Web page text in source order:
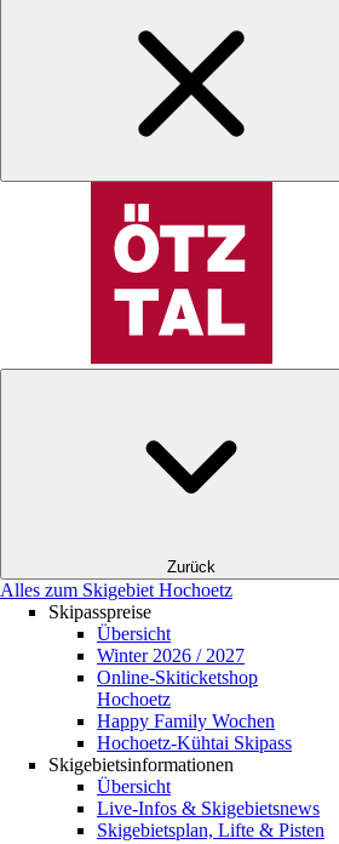
Zurück
Alles zum Skigebiet Hochoetz
Skipasspreise
Übersicht
Winter 2026 / 2027
Online-Skiticketshop
Hochoetz
Happy Family Wochen
Hochoetz-Kühtai Skipass
Skigebietsinformationen
Übersicht
Live-Infos & Skigebietsnews
Skigebietsplan, Lifte & Pisten